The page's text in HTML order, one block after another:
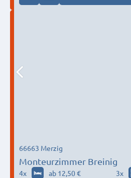
Monteurzimmer Breinig
66663 Merzig
4x ab 12,50 € 3x